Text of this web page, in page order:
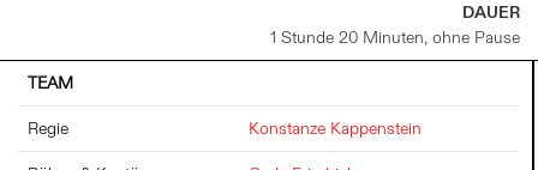
DAUER
1 Stunde 20 Minuten, ohne Pause
TEAM
Regie
Konstanze Kappenstein